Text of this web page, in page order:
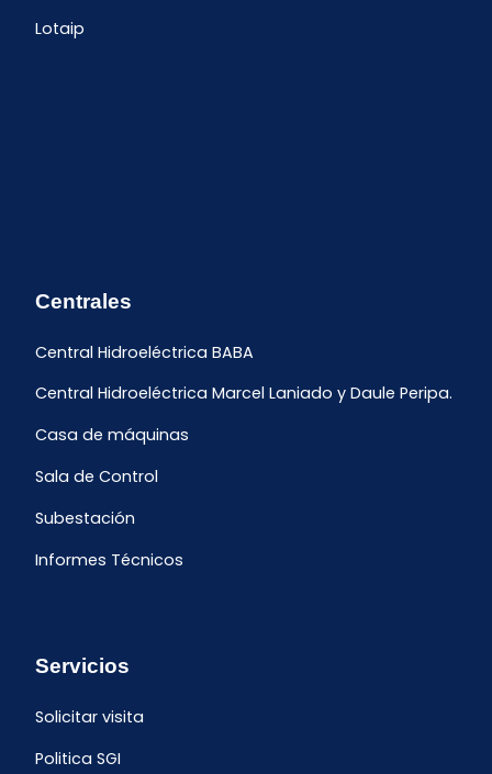
Lotaip
Centrales
Central Hidroeléctrica BABA
Central Hidroeléctrica Marcel Laniado y Daule Peripa.
Casa de máquinas
Sala de Control
Subestación
Informes Técnicos
Servicios
Solicitar visita
Politica SGI